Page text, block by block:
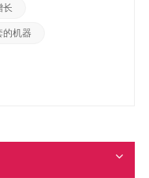
参与者以及推动其
长
的机器